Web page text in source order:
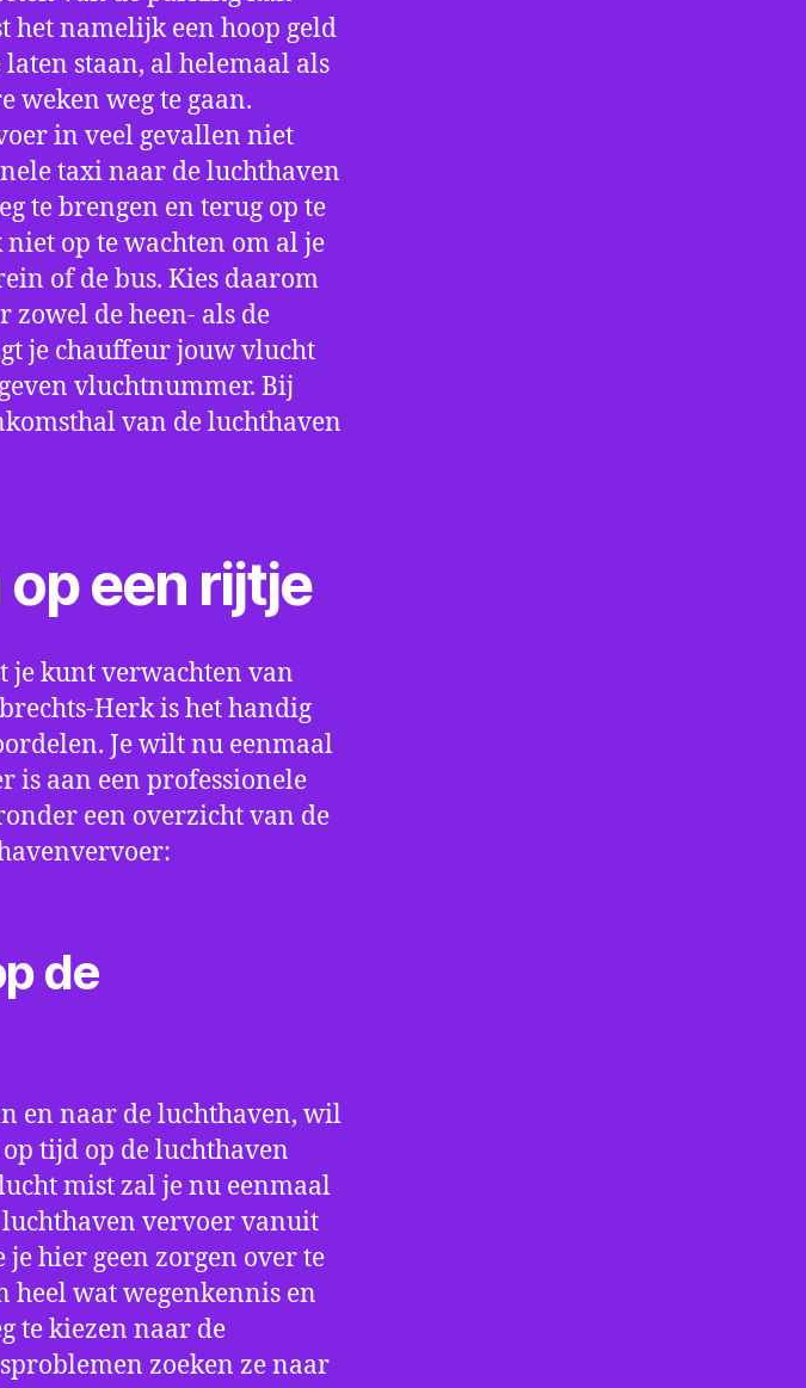
het namelijk een hoop geld
staan, al helemaal als
weken weg te gaan.
in veel gevallen niet
taxi naar de luchthaven
te brengen en terug op te
op te wachten om al je
of de bus. Kies daarom
de heen- als de
je chauffeur jouw vlucht
vluchtnummer. Bij
van de luchthaven
een rijtje
je kunt verwachten van
Herk is het handig
Je wilt nu eenmaal
is aan een professionele
een overzicht van de
de
en naar de luchthaven, wil
tijd op de luchthaven
mist zal je nu eenmaal
vervoer vanuit
hier geen zorgen over te
heel wat wegenkennis en
te kiezen naar de
zoeken ze naar